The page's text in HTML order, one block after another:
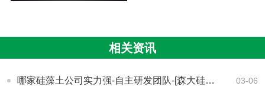
相关资讯
哪家硅藻土公司实力强-自主研发团队-[森大硅藻土] 03-06